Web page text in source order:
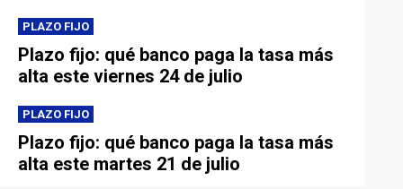
PLAZO FIJO
Plazo fijo: qué banco paga la tasa más
alta este viernes 24 de julio
PLAZO FIJO
Plazo fijo: qué banco paga la tasa más
alta este martes 21 de julio